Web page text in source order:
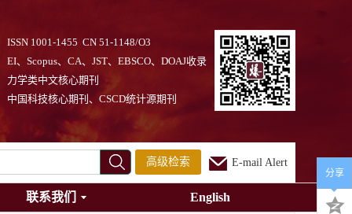
ISSN 1001-1455 CN 51-1148/O3
EI、Scopus、CA、JST、EBSCO、DOAJ收录
力学类中文核心期刊
中国科技核心期刊、CSCD统计源期刊
高级检索 E-mail Alert
联系我们 English
分享